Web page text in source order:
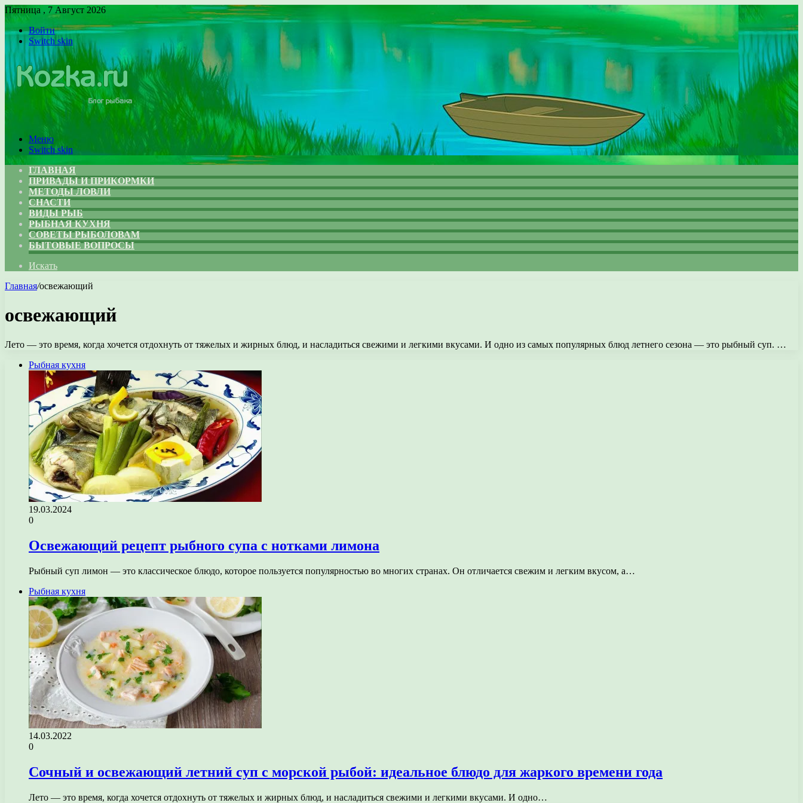
Пятница , 7 Август 2026
Войти
Switch skin
Меню
Switch skin
ГЛАВНАЯ
ПРИВАДЫ И ПРИКОРМКИ
МЕТОДЫ ЛОВЛИ
СНАСТИ
ВИДЫ РЫБ
РЫБНАЯ КУХНЯ
СОВЕТЫ РЫБОЛОВАМ
БЫТОВЫЕ ВОПРОСЫ
Искать
Главная/освежающий
освежающий
Лето — это время, когда хочется отдохнуть от тяжелых и жирных блюд, и насладиться свежими и легкими вкусами. И одно из самых популярных блюд летнего сезона — это рыбный суп. …
Рыбная кухня
19.03.2024
0
Освежающий рецепт рыбного супа с нотками лимона
Рыбный суп лимон — это классическое блюдо, которое пользуется популярностью во многих странах. Он отличается свежим и легким вкусом, а…
Рыбная кухня
14.03.2022
0
Сочный и освежающий летний суп с морской рыбой: идеальное блюдо для жаркого времени года
Лето — это время, когда хочется отдохнуть от тяжелых и жирных блюд, и насладиться свежими и легкими вкусами. И одно…